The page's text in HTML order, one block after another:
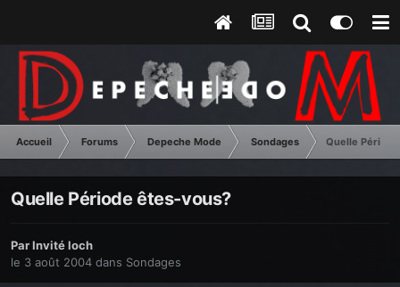
Accueil Forums Depeche Mode Sondages Quelle
Quelle Période êtes-vous?
Par Invité loch
le 3 août 2004 dans Sondages